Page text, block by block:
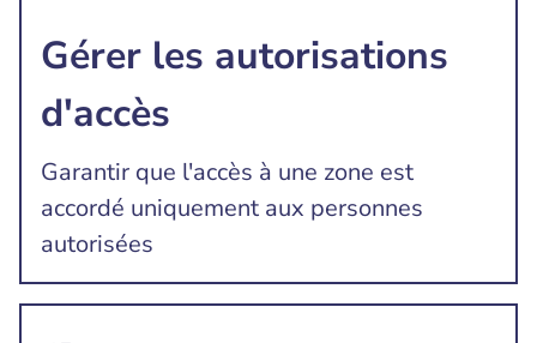
Gérer les autorisations
d'accès
Garantir que l'accès à une zone est
accordé uniquement aux personnes
autorisées